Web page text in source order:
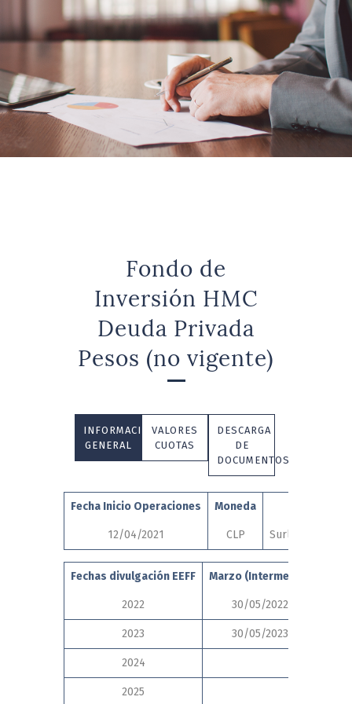
Fondo de
Inversión HMC
Deuda Privada
Pesos (no vigente)
INFORMACIÓN
GENERAL
VALORES
CUOTAS
DESCARGA
DE
DOCUMENTOS
Fecha Inicio Operaciones Moneda
12/04/2021 CLP Surlatina
Fechas divulgación EEFF Marzo (Intermedio)
2022 30/05/2022
2023 30/05/2023
2024
2025